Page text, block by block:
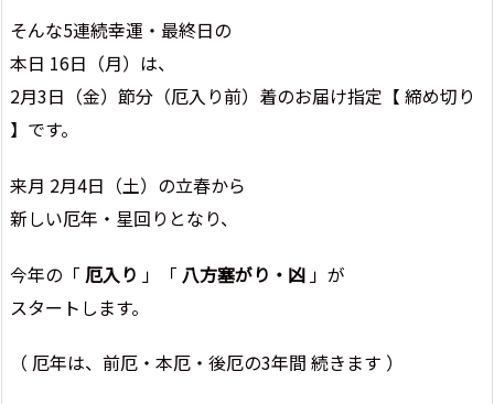
そんな5連続幸運・最終日の
本日 16日（月）は、
2月3日（金）節分（厄入り前）着のお届け指定【 締め切り
】です。
来月 2月4日（土）の立春から
新しい厄年・星回りとなり、
今年の「 厄入り 」「 八方塞がり・凶 」が
スタートします。
（ 厄年は、前厄・本厄・後厄の3年間 続きます ）